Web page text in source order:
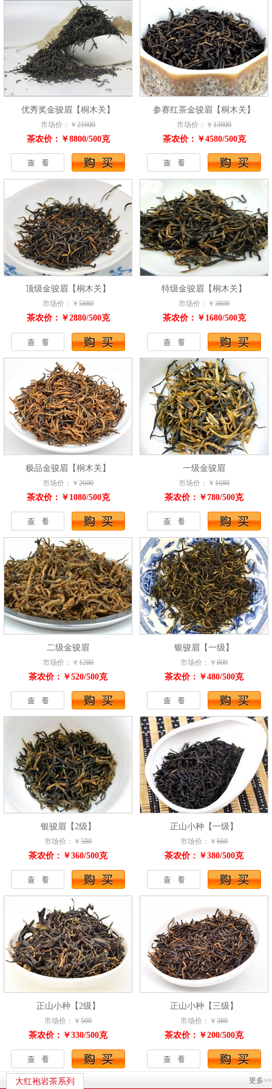
优秀奖金骏眉【桐木关】
市场价：￥ 21600
茶农价：￥8800/500克
参赛红茶金骏眉【桐木关】
市场价：￥ 13800
茶农价：￥4580/500克
顶级金骏眉【桐木关】
市场价：￥ 5880
茶农价：￥2880/500克
特级金骏眉【桐木关】
市场价：￥ 3800
茶农价：￥1680/500克
极品金骏眉【桐木关】
市场价：￥ 2600
茶农价：￥1080/500克
一级金骏眉
市场价：￥ 1680
茶农价：￥780/500克
二级金骏眉
市场价：￥ 1280
茶农价：￥520/500克
银骏眉【一级】
市场价：￥ 800
茶农价：￥480/500克
银骏眉【2级】
市场价：￥ 580
茶农价：￥360/500克
正山小种【一级】
市场价：￥ 660
茶农价：￥380/500克
正山小种【2级】
市场价：￥ 500
茶农价：￥330/500克
正山小种【三级】
市场价：￥ 380
茶农价：￥200/500克
大红袍岩茶系列 更多>>